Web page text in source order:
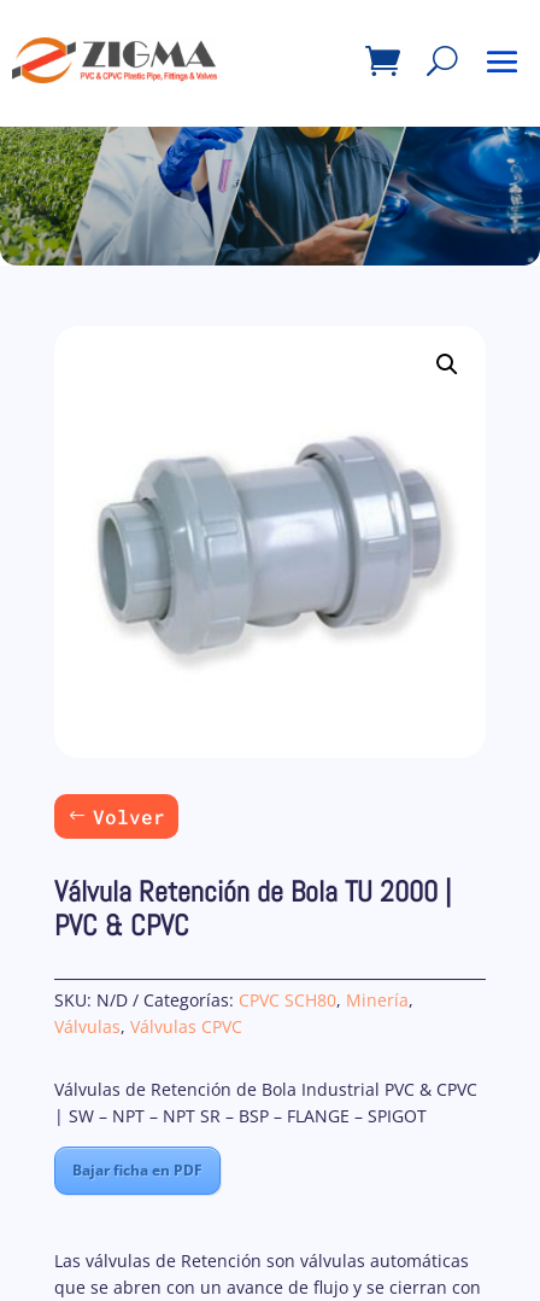
Volver
Válvula Retención de Bola TU 2000 |
PVC & CPVC
SKU: N/D Categorías: CPVC SCH80, Minería,
Válvulas, Válvulas CPVC
Válvulas de Retención de Bola Industrial PVC & CPVC
| SW – NPT – NPT SR – BSP – FLANGE – SPIGOT
Bajar ficha en PDF
Las válvulas de Retención son válvulas automáticas
que se abren con un avance de flujo y se cierran con